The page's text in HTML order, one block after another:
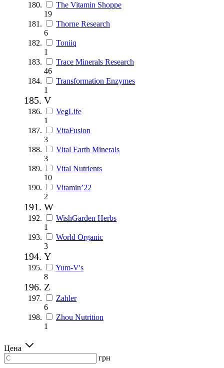
The Vitamin Shoppe
19
Thorne Research
6
Toniiq
1
Trace Minerals Research
46
Transformation Enzymes
1
V
VegLife
1
VitaFusion
3
Vital Earth Minerals
3
Vital Nutrients
10
Vitamin’22
2
W
WishGarden Herbs
1
World Organic
3
Y
Yum-V's
8
Z
Zahler
6
Zhou Nutrition
1
Цена
грн